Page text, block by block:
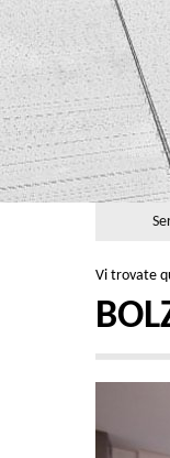
Vi trovate